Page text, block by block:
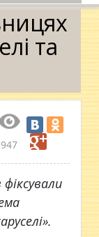
та
947
фіксували